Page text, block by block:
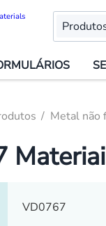
Metal não
VD0767